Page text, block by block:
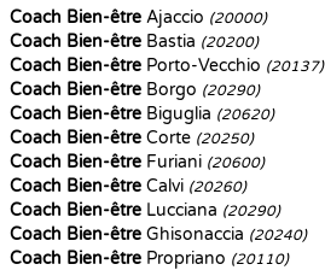
Coach Bien-être Ajaccio (20000)
Coach Bien-être Bastia (20200)
Coach Bien-être Porto-Vecchio (20137)
Coach Bien-être Borgo (20290)
Coach Bien-être Biguglia (20620)
Coach Bien-être Corte (20250)
Coach Bien-être Furiani (20600)
Coach Bien-être Calvi (20260)
Coach Bien-être Lucciana (20290)
Coach Bien-être Ghisonaccia (20240)
Coach Bien-être Propriano (20110)